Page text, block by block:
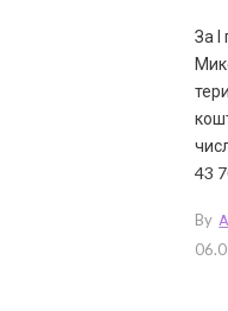
За
43
By